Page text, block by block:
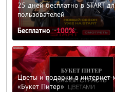
25 дней бесплатно в START
пользователей
Бесплатно -100%
Цветы и подарки в интернет-
«Букет Питер»